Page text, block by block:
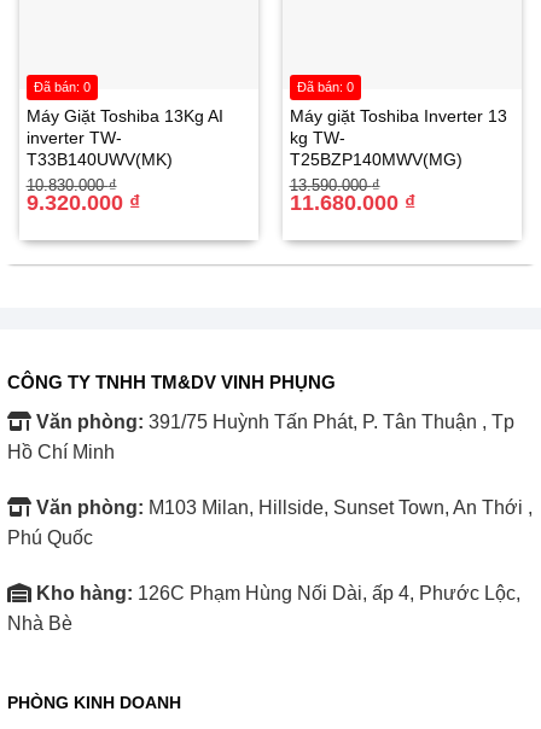
công nghệ làm nóng 3D, truyền nhiệt từ đáy, thân và nắp
nồi. Nhờ đó, hạt cơm chín kỹ từ trong ra ngoài mà không bị
nát, giữ nguyên độ dẻo và hương vị thơm ngon tự nhiên.
Công suất mạnh mẽ rút ngắn thời gian nấu
Với công suất nấu 650–700W, sản phẩm giúp cơm chín
nhanh nhưng cơm vẫn đảm bảo độ tơi xốp và thơm đặc
trưng.
Máy Giặt Toshiba 13Kg AI
inverter TW-
T33B140UWV(MK)
10.830.000₫
Giá
gốc
9.320.000 ₫
Giá
hiện
9.320.000 ₫.
Đã bán: 0
Máy giặt Toshiba Inverter 13
kg TW-
T25BZP140MWV(MG)
13.590.000₫
Giá
gốc
11.680.000 ₫
Giá
hiện
11.680.000 ₫.
Đã bán: 0
CÔNG TY TNHH TM&DV VINH PHỤNG
Văn phòng: 391/75 Huỳnh Tấn Phát, P. Tân Thuận , Tp
Hồ Chí Minh
Văn phòng: M103 Milan, Hillside, Sunset Town, An Thới ,
Phú Quốc
Kho hàng: 126C Phạm Hùng Nối Dài, ấp 4, Phước Lộc,
Nhà Bè
PHÒNG KINH DOANH